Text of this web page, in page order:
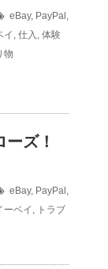
eBay, PayPal ,
イ , 仕入 , 体験
物
ズ！
eBay, PayPal ,
ーベイ , トラブ